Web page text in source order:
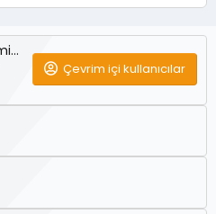
Şu anda web sitemizde
Çevrim içi kullanıcılar